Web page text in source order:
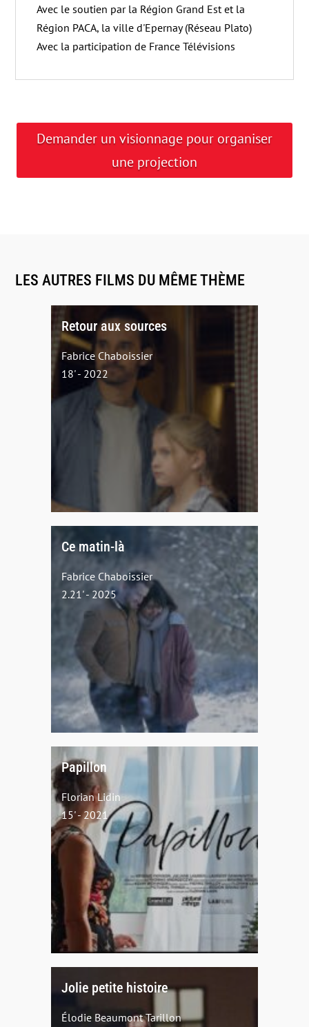
Avec le soutien par la Région Grand Est et la
Région PACA, la ville d'Epernay (Réseau Plato)
Avec la participation de France Télévisions
Demander un visionnage pour organiser
une projection
LES AUTRES FILMS DU MÊME THÈME
Retour aux sources
Fabrice Chaboissier
18' - 2022
Ce matin-là
Fabrice Chaboissier
2.21' - 2025
Papillon
Florian Lidin
15' - 2021
Jolie petite histoire
Élodie Beaumont Tarillon